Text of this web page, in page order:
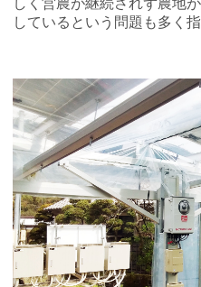
しているという問題も多く